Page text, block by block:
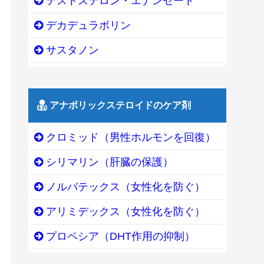
デカデュラボリン
サスタノン
アナボリックステロイドのケア剤
クロミッド（男性ホルモンを回復）
シリマリン（肝臓の保護）
ノルバテックス（女性化を防ぐ）
アリミデックス（女性化を防ぐ）
プロペシア（DHT作用の抑制）